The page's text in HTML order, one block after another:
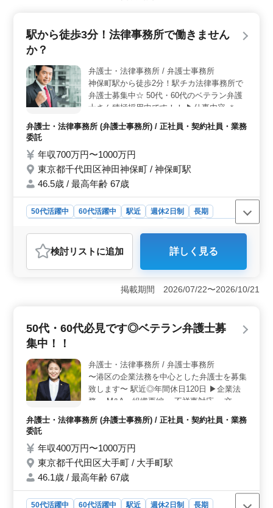
両立が可能です。アットホームな雰囲気を備えた働きや
まで、様々な案件を取り扱うため、多岐にわたる経験を
さらに積むことができます。中高年の弁護士も活躍して
す。 ＜福利厚生＞ 社会保険が完備されており、福
利厚生面も充実しております。個人受任も可能です。事
務所が弁護士費用を負担する制度もあり、安心して業務
に専念できます。定年を過ぎても長く働ける環境が整っ
駅から徒歩3分！法律事務所で働きません
か？
弁護士・法律事務所 / 弁護士事務所
神保町駅から徒歩2分！駅チカ法律事務所で
弁護士募集中☆ 50代・60代のベテラン弁護
士さん積極採用中です！！ ▶仕事内容 ＊個
理、在留資格、退職代行 遺産相続・生前贈
事業再生・倒産 不動産取引、債権回収、在
留資格 ▶備考 ・駅チカ ・交通費実費支給
・残業少なめ ・社会保険完備 今までの経験
ひご応募お待ちしています♪♪♪
弁護士・法律事務所 (弁護士事務所) / 正社員・契約社員・業務
委託
年収700万円〜1000万円
東京都千代田区神田神保町 / 神保町駅
46.5歳 / 最高年齢 67歳
50代活躍中 60代活躍中 駅近 週休2日制
長期
業務委託
おすすめポイント
＜駅チカで通勤便利＞ 神保町駅から徒歩2分という好立
地にあるため、通勤が非常に便利です。交通費も実費支
給されるため、通勤コストを気にせずに働けます。駅か
環境＞ 50代・60代のベテラン弁護士を積極的に採用し
ています。長年の経験と知識を活かし、個人や法人の
期待できます。シニア層が働きやすい環境が整ってお
り、経験豊富な方には最適な職場です。 ＜高待遇と
充実した福利厚生＞ 年収は700万円から1000万円と高
待遇が約束されています。社会保険完備、弁護士費用の
く働ける環境です。また、残業が少なく、週休2日制のた
め、プライベートの時間もしっかり確保できます。
検討リスト に追加 詳しく見る
掲載期間 2026/07/22〜2026/10/21
50代・60代必見です◎ベテラン弁護士募
集中！！
弁護士・法律事務所 / 弁護士事務所
〜港区の企業法務を中心とした弁護士を募集
致します〜 駅近◎年間休日120日 ▶企業法
務 ・M&A、組織再編 ・不祥事対応 ・交
式、新株予約権 ・企業間取引 等 ▶備考 ・
上のベテラン人材を募集している企業です☆
今までの経験を活かして頂ける方のご応募お
待ちしております♪
弁護士・法律事務所 (弁護士事務所) / 正社員・契約社員・業務
委託
年収400万円〜1000万円
東京都千代田区大手町 / 大手町駅
46.1歳 / 最高年齢 67歳
50代活躍中 60代活躍中 駅近 週休2日制
長期